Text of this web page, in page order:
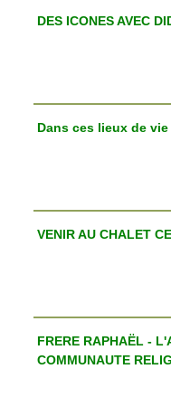
DES ICONES AVEC
Dans ces lieux de
VENIR AU CHALET
FRERE RAPHAËL -
COMMUNAUTE